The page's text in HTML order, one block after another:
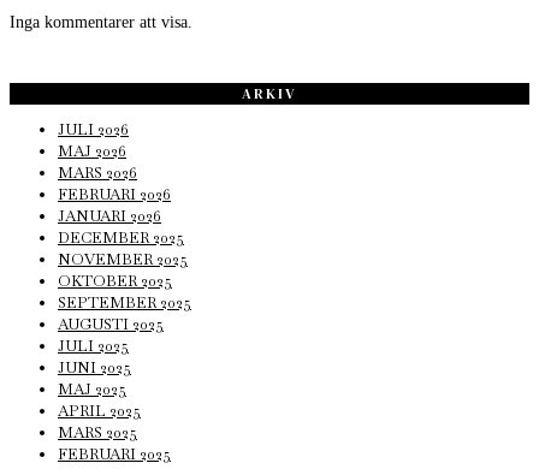
Inga kommentarer att visa.
ARKIV
JULI 2026
MAJ 2026
MARS 2026
FEBRUARI 2026
JANUARI 2026
DECEMBER 2025
NOVEMBER 2025
OKTOBER 2025
SEPTEMBER 2025
AUGUSTI 2025
JULI 2025
JUNI 2025
MAJ 2025
APRIL 2025
MARS 2025
FEBRUARI 2025